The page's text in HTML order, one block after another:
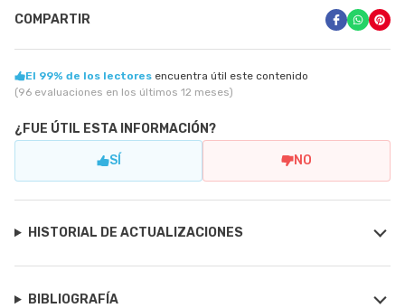
COMPARTIR
El 99% de los lectores encuentra útil este contenido
(96 evaluaciones en los últimos 12 meses)
¿FUE ÚTIL ESTA INFORMACIÓN?
SÍ NO
HISTORIAL DE ACTUALIZACIONES
BIBLIOGRAFÍA